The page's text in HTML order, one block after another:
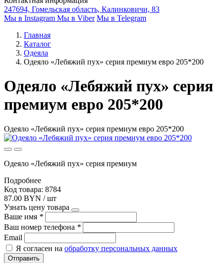
247694, Гомельская область, Калинковичи, 83
Мы в Instagram Мы в Viber Мы в Telegram
Главная
Каталог
Одеяла
Одеяло «Лебяжий пух» серия премиум евро 205*200
Одеяло «Лебяжий пух» серия
премиум евро 205*200
Одеяло «Лебяжий пух» серия премиум евро 205*200
Одеяло «Лебяжий пух» серия премиум
Подробнее
Код товара: 8784
87.00 BYN / шт
Узнать цену товара
Ваше имя *
Ваш номер телефона *
Email
Я согласен на обработку персональных данных
Отправить